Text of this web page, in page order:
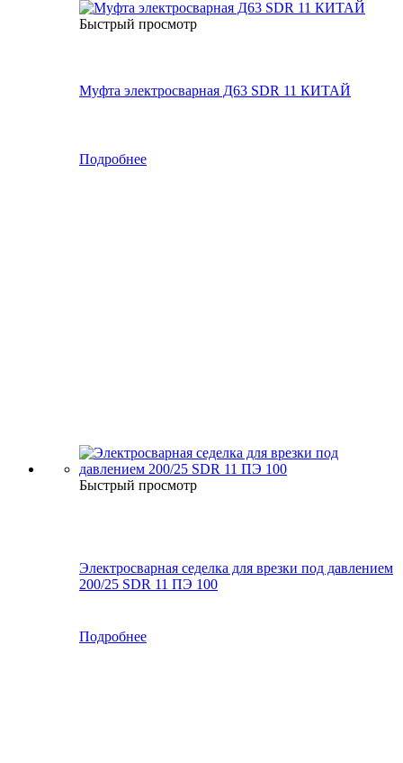
Быстрый просмотр
Муфта электросварная Д63 SDR 11 КИТАЙ
Подробнее
Быстрый просмотр
Электросварная седелка для врезки под давлением
200/25 SDR 11 ПЭ 100
Подробнее